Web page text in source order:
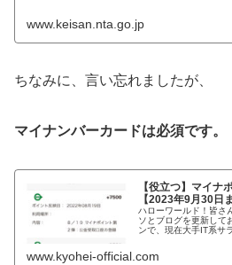
www.keisan.nta.go.jp
ちなみに、言い忘れましたが、
マイナンバーカードは必須です。
【役立つ】マイナ
【2023年9月30日
ハローワールド！皆さ
ソとブログを更新して
ンで、現在大手IT系サ
www.kyohei-official.com